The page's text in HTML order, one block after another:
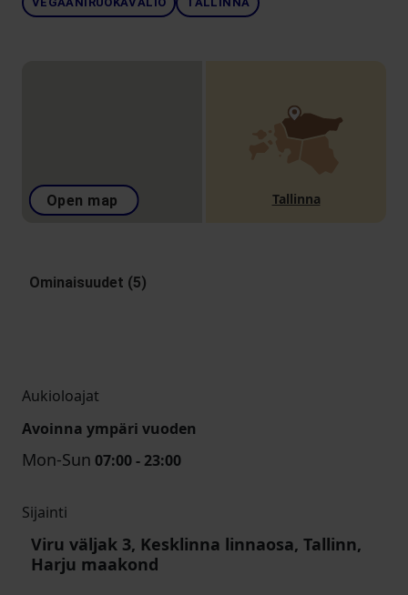
Open map Tallinna
Ominaisuudet (5)
Aukioloajat
Avoinna ympäri vuoden
Mon-Sun 07:00 - 23:00
Sijainti
Viru väljak 3, Kesklinna linnaosa, Tallinn,
Harju maakond